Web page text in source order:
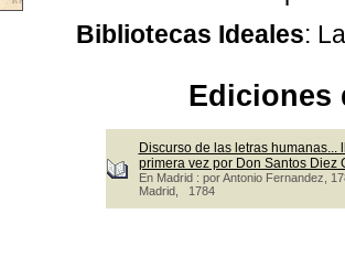
Bibliotecas Ideales:
Ediciones
Discurso de las letras humanas...
primera vez por Don Santos Diez
En Madrid : por Antonio Fernandez,
Madrid, 1784